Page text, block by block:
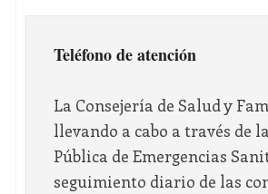
Teléfono de atención
La Consejería de Salud y
llevando a cabo a través de
Pública de Emergencias
seguimiento diario de las